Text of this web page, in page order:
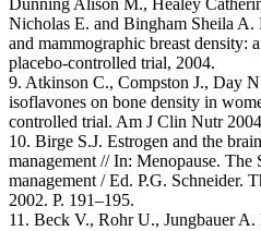
Nicholas E. and Bingham Sheila
and mammographic breast density:
placebo-controlled trial, 2004.
9. Atkinson C., Compston J., Day
isoflavones on bone density in
controlled trial. Am J Clin Nutr
10. Birge S.J. Estrogen and the
management // In: Menopause. The
management / Ed. P.G. Schneider.
2002. P. 191–195.
11. Beck V., Rohr U., Jungbauer